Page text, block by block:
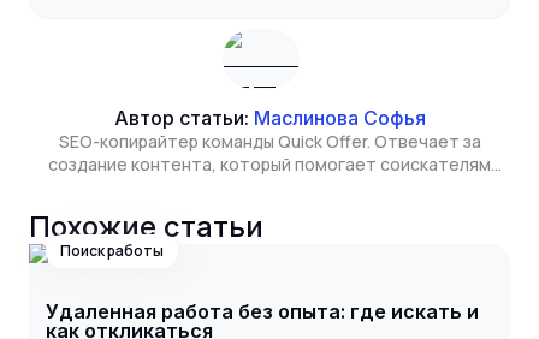
Автор статьи: Маслинова Софья
SEO-копирайтер команды Quick Offer. Отвечает за
создание контента, который помогает соискателям
и экономику в Высшей школе экономики.
Похожие статьи
Поиск работы
Удаленная работа без опыта: где искать и
как откликаться